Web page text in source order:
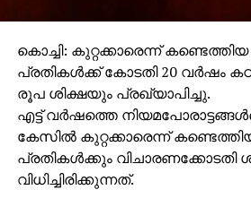
കൊച്ചി: കുറ്റക്കാരെന്ന്
പ്രതികള്‍ക്ക് കോടതി 20 വര്‍ഷം
രൂപ ശിക്ഷയും പ്രഖ്യാപിച്ചു.
എട്ട് വര്‍ഷത്തെ
കേസില്‍ കുറ്റക്കാരെന്ന്
പ്രതികള്‍ക്കും വിചാരണക്കോടതി
വിധിച്ചിരിക്കുന്നത്.